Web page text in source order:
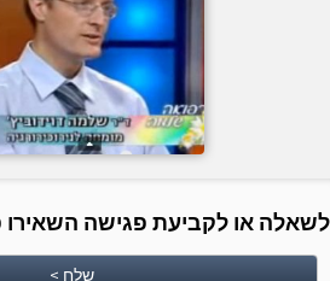
לשאלה או לקביעת פגישה השאירו
שלח >